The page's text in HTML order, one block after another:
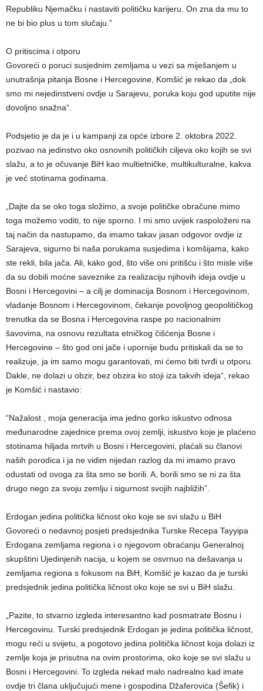
Republiku Njemačku i nastaviti političku karijeru. On zna da mu to
ne bi bio plus u tom slučaju.”
O pritiscima i otporu
Govoreći o poruci susjednim zemljama u vezi sa miješanjem u
unutrašnja pitanja Bosne i Hercegovine, Komšić je rekao da „dok
smo mi nejedinstveni ovdje u Sarajevu, poruka koju god uputite nije
dovoljno snažna“.
Podsjetio je da je i u kampanji za opće izbore 2. oktobra 2022.
pozivao na jedinstvo oko osnovnih političkih ciljeva oko kojih se svi
slažu, a to je očuvanje BiH kao multietničke, multikulturalne, kakva
je već stotinama godinama.
„Dajte da se oko toga složimo, a svoje političke obračune mimo
toga možemo voditi, to nije sporno. I mi smo uvijek raspoloženi na
taj način da nastupamo, da imamo takav jasan odgovor ovdje iz
Sarajeva, sigurno bi naša porukama susjedima i komšijama, kako
ste rekli, bila jača. Ali, kako god, što više oni pritišću i što misle više
da su dobili moćne saveznike za realizaciju njihovih ideja ovdje u
Bosni i Hercegovini – a cilj je dominacija Bosnom i Hercegovinom,
vladanje Bosnom i Hercegovinom, čekanje povoljnog geopolitičkog
trenutka da se Bosna i Hercegovina raspe po nacionalnim
šavovima, na osnovu rezultata etničkog čišćenja Bosne i
Hercegovine – što god oni jače i upornije budu pritiskali da se to
realizuje, ja im samo mogu garantovati, mi ćemo biti tvrđi u otporu.
Dakle, ne dolazi u obzir, bez obzira ko stoji iza takvih ideja“, rekao
je Komšić i nastavio:
“Nažalost , moja generacija ima jedno gorko iskustvo odnosa
međunarodne zajednice prema ovoj zemlji, iskustvo koje je plaćeno
stotinama hiljada mrtvih u Bosni i Hercegovini, plaćali su članovi
naših porodica i ja ne vidim nijedan razlog da mi imamo pravo
odustati od ovoga za šta smo se borili. A, borili smo se ni za šta
drugo nego za svoju zemlju i sigurnost svojih najbližih”.
Erdogan jedina politička ličnost oko koje se svi slažu u BiH
Govoreći o nedavnoj posjeti predsjednika Turske Recepa Tayyipa
Erdogana zemljama regiona i o njegovom obraćanju Generalnoj
skupštini Ujedinjenih nacija, u kojem se osvrnuo na dešavanja u
zemljama regiona s fokusom na BiH, Komšić je kazao da je turski
predsjednik jedina politička ličnost oko koje se svi u BiH slažu.
„Pazite, to stvarno izgleda interesantno kad posmatrate Bosnu i
Hercegovinu. Turski predsjednik Erdogan je jedina politička ličnost,
mogu reći u svijetu, a pogotovo jedina politička ličnost koja dolazi iz
zemlje koja je prisutna na ovim prostorima, oko koje se svi slažu u
Bosni i Hercegovini. To izgleda nekad malo nadrealno kad imate
ovdje tri člana uključujući mene i gospodina Džaferovića (Šefik) i